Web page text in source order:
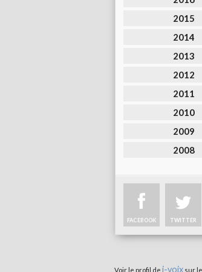
2015
2014
2013
2012
2011
2010
2009
2008
FACEBOOK TWITTER
Voir le profil de i-voixsur